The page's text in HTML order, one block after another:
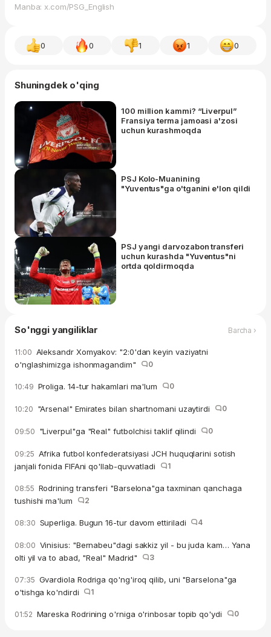
Manba: x.com/PSG_English
0 0 1 1 0
Shuningdek o'qing
100 million kammi? “Liverpul”
Fransiya terma jamoasi a'zosi
uchun kurashmoqda
PSJ Kolo-Muanining
"Yuventus"ga o'tganini e'lon qildi
PSJ yangi darvozabon transferi
uchun kurashda "Yuventus"ni
ortda qoldirmoqda
So'nggi yangiliklar Barcha ›
11:00 Aleksandr Xomyakov: "2:0'dan keyin vaziyatni
o'nglashimizga ishonmagandim"
0
10:49 Proliga. 14-tur hakamlari ma'lum 0
10:20 "Arsenal" Emirates bilan shartnomani uzaytirdi 0
09:50 "Liverpul"ga "Real" futbolchisi taklif qilindi 0
09:25 Afrika futbol konfederatsiyasi JCH huquqlarini sotish
janjali fonida FIFAni qo'llab-quvvatladi
1
08:55 Rodrining transferi "Barselona"ga taxminan qanchaga
tushishi ma'lum
2
08:30 Superliga. Bugun 16-tur davom ettiriladi 4
08:00 Vinisius: "Bernabeu"dagi sakkiz yil - bu juda kam… Yana
olti yil va to abad, "Real" Madrid"
3
07:35 Gvardiola Rodriga qo'ng'iroq qilib, uni "Barselona"ga
o'tishga ko'ndirdi
1
01:52 Mareska Rodrining o'rniga o'rinbosar topib qo'ydi 0